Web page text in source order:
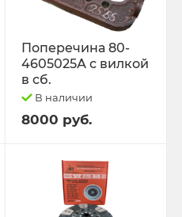
Поперечина 80-
4605025А с вилкой
в сб.
В наличии
8000 руб.